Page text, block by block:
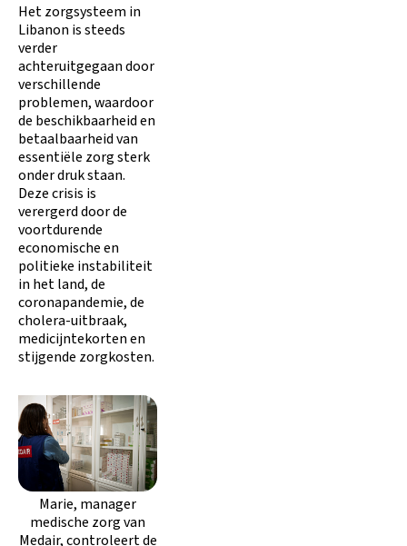
Het zorgsysteem in
Libanon is steeds
verder
achteruitgegaan door
verschillende
problemen, waardoor
de beschikbaarheid en
betaalbaarheid van
essentiële zorg sterk
onder druk staan.
Deze crisis is
verergerd door de
voortdurende
economische en
politieke instabiliteit
in het land, de
coronapandemie, de
cholera-uitbraak,
medicijntekorten en
stijgende zorgkosten.
Marie, manager
medische zorg van
Medair, controleert de